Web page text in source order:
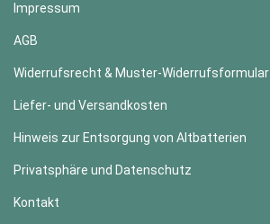
Impressum
AGB
Widerrufsrecht & Muster-Widerrufsformular
Liefer- und Versandkosten
Hinweis zur Entsorgung von Altbatterien
Privatsphäre und Datenschutz
Kontakt